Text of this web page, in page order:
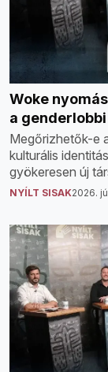
Woke
a genderlobbi
Megőrizhetők-e
kulturális
gyökeresen új
NYÍLT SISAK2026.